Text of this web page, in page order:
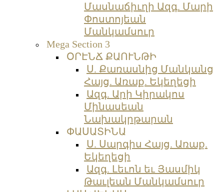
Մասնաճիւղի Ազգ. Մարի
Փոստոյեան
Մանկամսուր
Mega Section 3
ՕՐԷՆՃ ՔԱՈՒՆԹԻ
Ս. Քառասնից Մանկանց
Հայց. Առաք. Եկեղեցի
Ազգ. Արի Կիրակոս
Մինասեան
Նախակրթարան
ՓԱՍԱՏԻՆԱ
Ս. Սարգիս Հայց. Առաք.
Եկեղեցի
Ազգ. Լեւոն եւ Յասմիկ
Թաւլեան Մանկամսուր